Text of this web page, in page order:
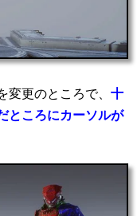
変更のところで、 十
ところにカーソルが